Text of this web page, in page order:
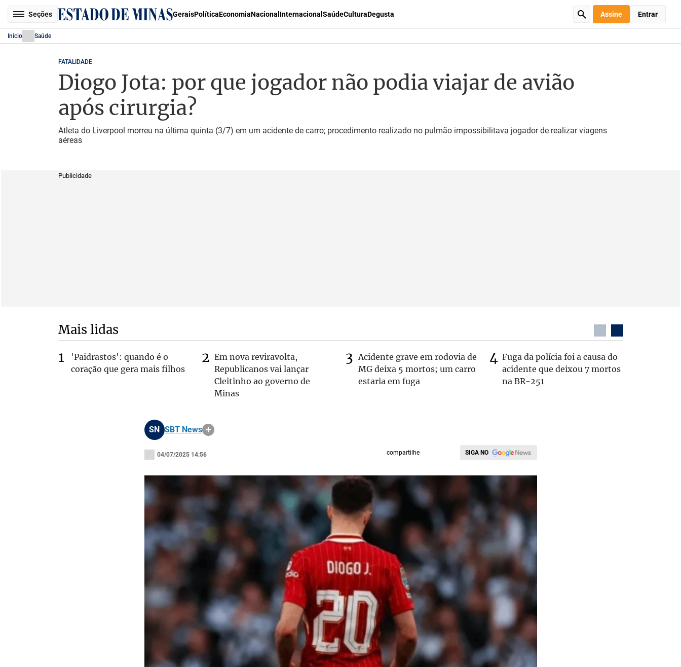
Seções GeraisPolíticaEconomiaNacional Internacional SaúdeCulturaDegusta Assine Entrar
Início Saúde
FATALIDADE
Diogo Jota: por que jogador não podia viajar de avião
após cirurgia?
Atleta do Liverpool morreu na última quinta (3/7) em um acidente de carro; procedimento realizado no pulmão impossibilitava jogador de realizar viagens
aéreas
Publicidade
Mais lidas
'Paidrastos': quando é o
coração que gera mais filhos
Em nova reviravolta,
Republicanos vai lançar
Cleitinho ao governo de
Minas
Acidente grave em rodovia de
MG deixa 5 mortos; um carro
estaria em fuga
Fuga da polícia foi a causa do
acidente que deixou 7 mortos
na BR-251
SN SBT News
04/07/2025 14:56 compartilhe SIGA NO